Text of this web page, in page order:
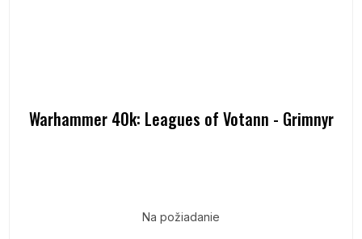
Warhammer 40k: Leagues of Votann - Grimnyr
Na požiadanie